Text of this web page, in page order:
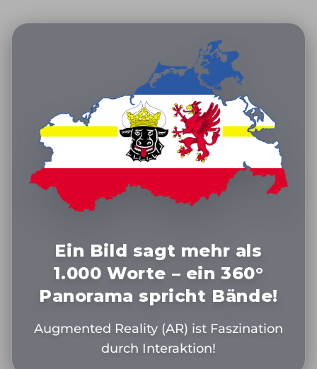
Ein Bild sagt mehr als
1.000 Worte – ein 360°
Panorama spricht Bände!
Augmented Reality (AR) ist Faszination
durch Interaktion!